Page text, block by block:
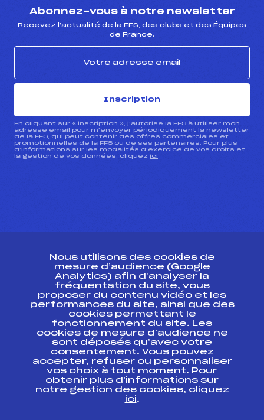
Abonnez-vous à notre newsletter
Recevez l’actualité de la FFS, des clubs et des Équipes
de France.
Inscription
En cliquant sur « inscription », j’autorise la FFS à utiliser mon
adresse email pour m’envoyer périodiquement la newsletter
de la FFS, qui peut contenir des offres commerciales et
promotionnelles de la FFS ou de ses partenaires. Pour plus
d’informations sur les modalités d’exercice de vos droits et
la gestion de vos données, cliquez ici
ESPACE PRESSE
Ressources
Pass’Neige
Projet sportif fédéral
Projet de performance fédéral
Antidopage
Pôle Développement, Formation, Suivi
Scientifique
Listes ministérielles
Pôle vie de l’athlète
Nous utilisons des cookies de
mesure d’audience (Google
Analytics) afin d’analyser la
fréquentation du site, vous
proposer du contenu vidéo et les
performances du site, ainsi que des
cookies permettant le
fonctionnement du site. Les
cookies de mesure d’audience ne
sont déposés qu’avec votre
consentement. Vous pouvez
accepter, refuser ou personnaliser
vos choix à tout moment. Pour
obtenir plus d'informations sur
notre gestion des cookies, cliquez
ici.